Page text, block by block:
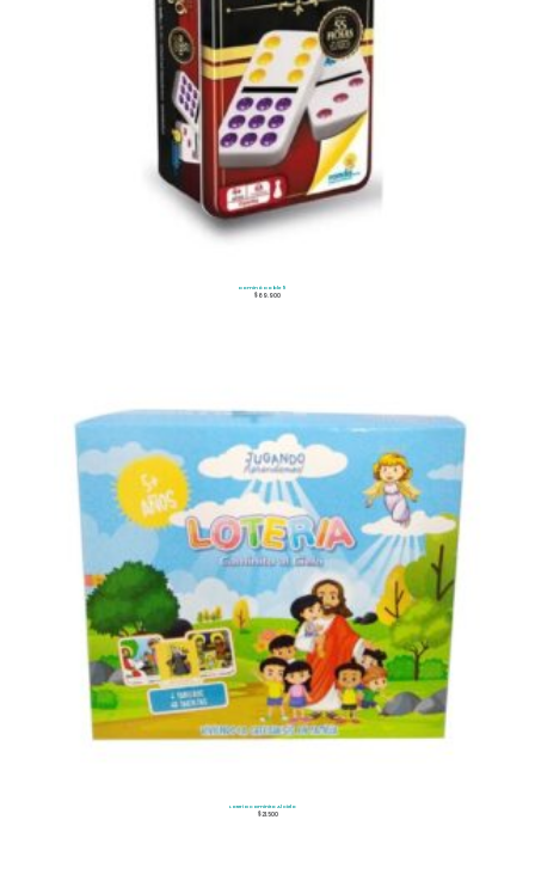
Dominó Doble 9
$69.900
Loteria Caminito Al Cielo
$21.500